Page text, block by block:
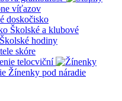
víťazov
doskočisko
Školské a klubové
Školské hodiny
skóre
telocviční
Žínenky pod náradie